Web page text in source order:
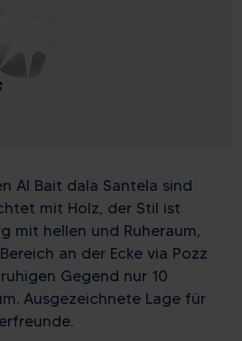
Al Bait dala Santela sind
mit Holz, der Stil ist
mit hellen und Ruheraum,
an der Ecke via Pozz
Gegend nur 10
Ausgezeichnete Lage für